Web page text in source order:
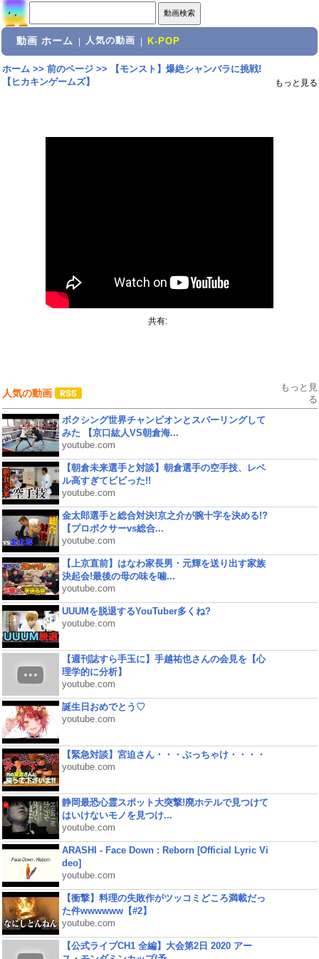
動画 ホーム 人気の動画 K-POP
ホーム>> 前のページ>>
【モンスト】爆絶シャンバラに挑戦!
【ヒカキンゲームズ】
もっと見る
共有:
人気の動画
もっと見
る
ボクシング世界チャンピオンとスパーリングして
みた 【京口紘人VS朝倉海...
youtube.com
【朝倉未来選手と対談】朝倉選手の空手技、レベ
ル高すぎてビビった!!
youtube.com
金太郎選手と総合対決!京之介が腕十字を決める!?
【プロボクサーvs総合...
youtube.com
【上京直前】はなわ家長男・元輝を送り出す家族
決起会!最後の母の味を噛...
youtube.com
UUUMを脱退するYouTuber多くね?
youtube.com
【週刊誌すら手玉に】手越祐也さんの会見を【心
理学的に分析】
youtube.com
誕生日おめでとう♡
youtube.com
【緊急対談】宮迫さん・・・ぶっちゃけ・・・・
youtube.com
静岡最恐心霊スポット大突撃!廃ホテルで見つけて
はいけないモノを見つけ...
youtube.com
ARASHI - Face Down : Reborn [Official Lyric Vi
deo]
youtube.com
【衝撃】料理の失敗作がツッコミどころ満載だっ
た件wwwwww【#2】
youtube.com
【公式ライブCH1 全編】大会第2日 2020 アー